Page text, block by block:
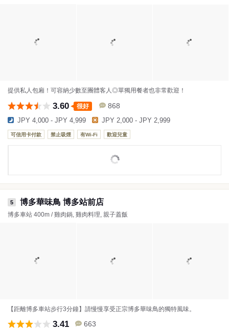
提供私人包廂！可容納少數至團體客人◎單獨用餐者也非常歡迎！
3.60 很好 868
JPY 4,000 - JPY 4,999 JPY 2,000 - JPY 2,999
可信用卡付款 禁止吸煙 有Wi-Fi 歡迎兒童
5 博多華味鳥 博多站前店
博多車站 400m / 雞肉鍋, 雞肉料理, 親子蓋飯
【距離博多車站步行3分鐘】請慢慢享受正宗博多華味鳥的獨特風味。
3.41 663